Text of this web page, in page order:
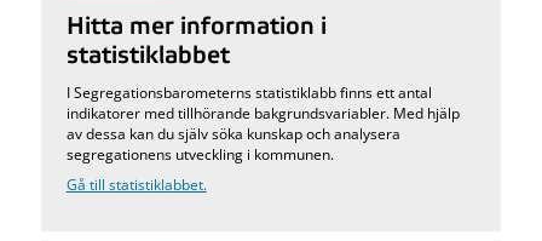
Hitta mer information i
statistiklabbet
I Segregationsbarometerns statistiklabb finns ett antal
indikatorer med tillhörande bakgrundsvariabler. Med hjälp
av dessa kan du själv söka kunskap och analysera
segregationens utveckling i kommunen.
Gå till statistiklabbet.